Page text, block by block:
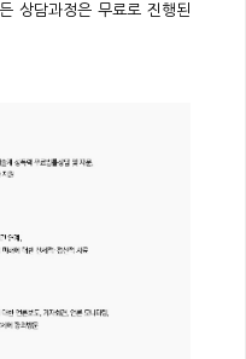
상담과정은 무료로 진행된